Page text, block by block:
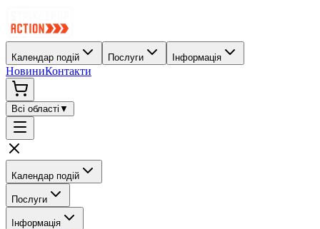
Календар подій Послуги Інформація
НовиниКонтакти
Всі області ▼
Календар подій
Послуги
Інформація